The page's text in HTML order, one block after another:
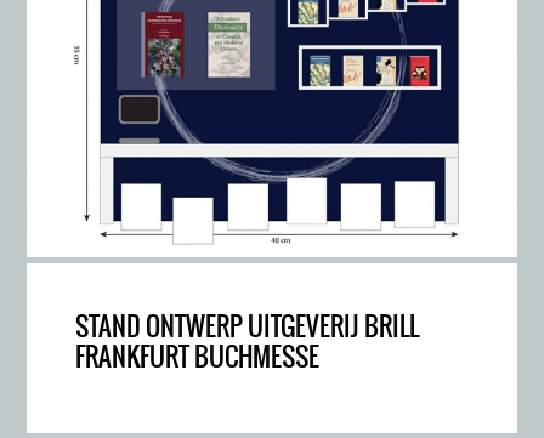
STAND ONTWERP UITGEVERIJ BRILL
FRANKFURT BUCHMESSE